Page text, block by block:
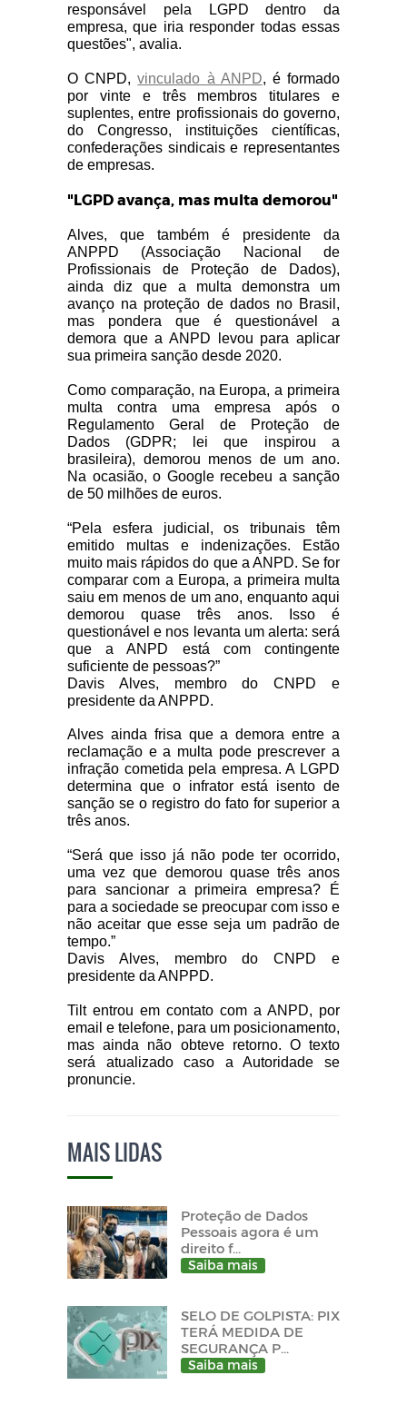
responsável pela LGPD dentro da
empresa, que iria responder todas essas
questões", avalia.
O CNPD,vinculado à ANPD, é formado
por vinte e três membros titulares e
suplentes, entre profissionais do governo,
do Congresso, instituições científicas,
confederações sindicais e representantes
de empresas.
"LGPD avança, mas multa demorou"
Alves, que também é presidente da
ANPPD (Associação Nacional de
Profissionais de Proteção de Dados),
ainda diz que a multa demonstra um
avanço na proteção de dados no Brasil,
mas pondera que é questionável a
demora que a ANPD levou para aplicar
sua primeira sanção desde 2020.
Como comparação, na Europa, a primeira
multa contra uma empresa após o
Regulamento Geral de Proteção de
Dados (GDPR; lei que inspirou a
brasileira), demorou menos de um ano.
Na ocasião, o Google recebeu a sanção
de 50 milhões de euros.
“Pela esfera judicial, os tribunais têm
emitido multas e indenizações. Estão
muito mais rápidos do que a ANPD. Se for
comparar com a Europa, a primeira multa
saiu em menos de um ano, enquanto aqui
demorou quase três anos. Isso é
questionável e nos levanta um alerta: será
que a ANPD está com contingente
suficiente de pessoas?”
Davis Alves, membro do CNPD e
presidente da ANPPD.
Alves ainda frisa que a demora entre a
reclamação e a multa pode prescrever a
infração cometida pela empresa. A LGPD
determina que o infrator está isento de
sanção se o registro do fato for superior a
três anos.
“Será que isso já não pode ter ocorrido,
uma vez que demorou quase três anos
para sancionar a primeira empresa? É
para a sociedade se preocupar com isso e
não aceitar que esse seja um padrão de
tempo.”
Davis Alves, membro do CNPD e
presidente da ANPPD.
Tilt entrou em contato com a ANPD, por
email e telefone, para um posicionamento,
mas ainda não obteve retorno. O texto
será atualizado caso a Autoridade se
pronuncie.
MAIS LIDAS
Proteção de Dados
Pessoais agora é um
direito f...
Saiba mais
SELO DE GOLPISTA: PIX
TERÁ MEDIDA DE
SEGURANÇA P...
Saiba mais